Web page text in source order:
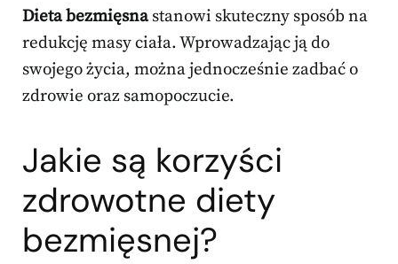
Dieta bezmięsnastanowi skuteczny sposób na
redukcję masy ciała. Wprowadzając ją do
swojego życia, można jednocześnie zadbać o
zdrowie oraz samopoczucie.
Jakie są korzyści
zdrowotne diety
bezmięsnej?